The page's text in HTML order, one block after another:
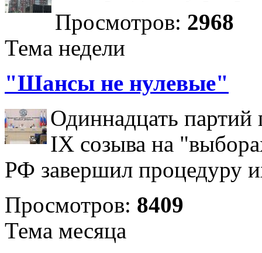
Просмотров: 2968
Тема недели
"Шансы не нулевые"
Одиннадцать партий
IX созыва на
РФ завершил процедуру
Просмотров: 8409
Тема месяца